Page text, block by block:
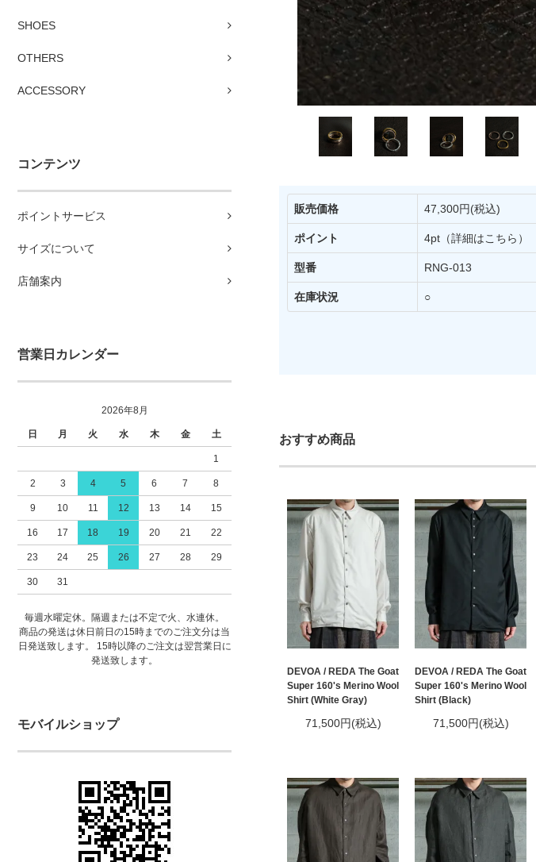
SHOES
OTHERS
ACCESSORY
コンテンツ
ポイントサービス
サイズについて
店舗案内
営業日カレンダー
2026年8月
日 月 火 水 木 金 土
1
2 3 4 5 6 7 8
9 10 11 12 13 14 15
16 17 18 19 20 21 22
23 24 25 26 27 28 29
30 31
毎週水曜定休。隔週または不定で火、水連休。
商品の発送は休日前日の15時までのご注文分は当
日発送致します。 15時以降のご注文は翌営業日に
発送致します。
モバイルショップ
販売価格 47,300円(税込)
ポイント 4pt （詳細はこちら）
型番 RNG-013
在庫状況 ○
おすすめ商品
DEVOA / REDA The Goat
Super 160's Merino Wool
Shirt (White Gray)
71,500円(税込)
DEVOA / REDA The Goat
Super 160's Merino Wool
Shirt (Black)
71,500円(税込)